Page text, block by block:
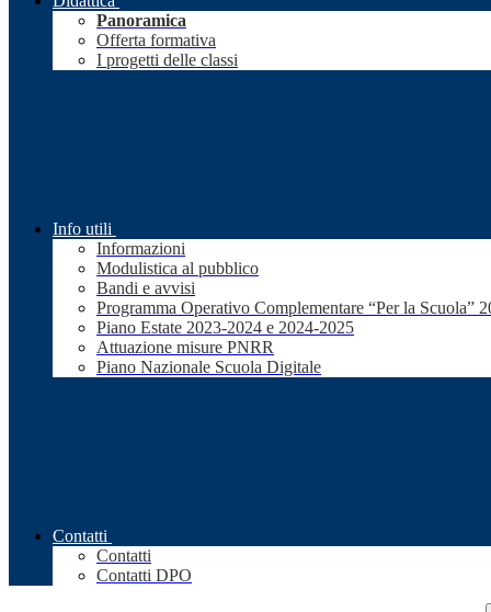
Panoramica
Offerta formativa
I progetti delle classi
Info utili
Informazioni
Modulistica al pubblico
Bandi e avvisi
Programma Operativo Complementare “Per la Scuola”
Piano Estate 2023-2024 e 2024-2025
Attuazione misure PNRR
Piano Nazionale Scuola Digitale
Contatti
Contatti
Contatti DPO